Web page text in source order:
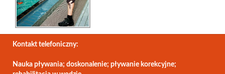
Kontakt telefoniczny:
Nauka pływania; doskonalenie; pływanie korekcyjne;